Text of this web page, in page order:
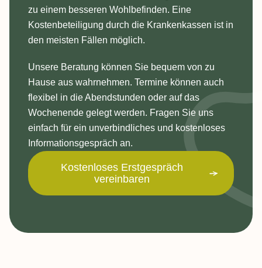
zu einem besseren Wohlbefinden. Eine
Kostenbeteiligung durch die Krankenkassen ist in
den meisten Fällen möglich.
Unsere Beratung können Sie bequem von zu
Hause aus wahrnehmen. Termine können auch
flexibel in die Abendstunden oder auf das
Wochenende gelegt werden. Fragen Sie uns
einfach für ein unverbindliches und kostenloses
Informationsgespräch an.
Kostenloses Erstgespräch
vereinbaren